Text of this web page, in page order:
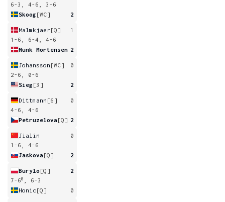
6-3, 4-6, 3-6
Skoog [WC] 2
Malmkjaer[Q]
1
1-6, 6-4, 4-6
Munk Mortensen 2
Johansson [WC]
0
2-6, 0-6
Sieg [3] 2
Dittmann [6]
0
4-6, 4-6
Petruzelova[Q] 2
Jialin
0
1-6, 4-6
Jaskova[Q] 2
Burylo [Q]
2
7-60
, 6-3
Honic [Q] 0